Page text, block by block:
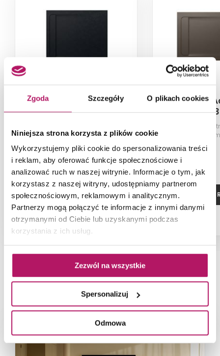
Zgoda Szczegóły O plikach cookies
Niniejsza strona korzysta z plików cookie
Wykorzystujemy pliki cookie do spersonalizowania treści
i reklam, aby oferować funkcje społecznościowe i
analizować ruch w naszej witrynie. Informacje o tym, jak
korzystasz z naszej witryny, udostępniamy partnerom
społecznościowym, reklamowym i analitycznym.
Partnerzy mogą połączyć te informacje z innymi danymi
otrzymanymi od Ciebie lub uzyskanymi podczas
korzystania z ich usług.
Zezwól na wszystkie
Spersonalizuj
Odmowa
Roca Aquos
AP6013E832001400
zintegrowanym odpływem
liniowym, 100x80x2,8 cm, czarny
1 390,00 PLN
ZOBACZ PRODUKT
Dostępność:na zamówienie
Roca
Brodzik
liniowym,
ZOBACZ
NAJNOWSZE ARTYKUŁY